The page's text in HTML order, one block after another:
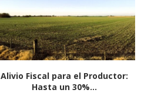
El Socorro se prepara para vivir
una gran...